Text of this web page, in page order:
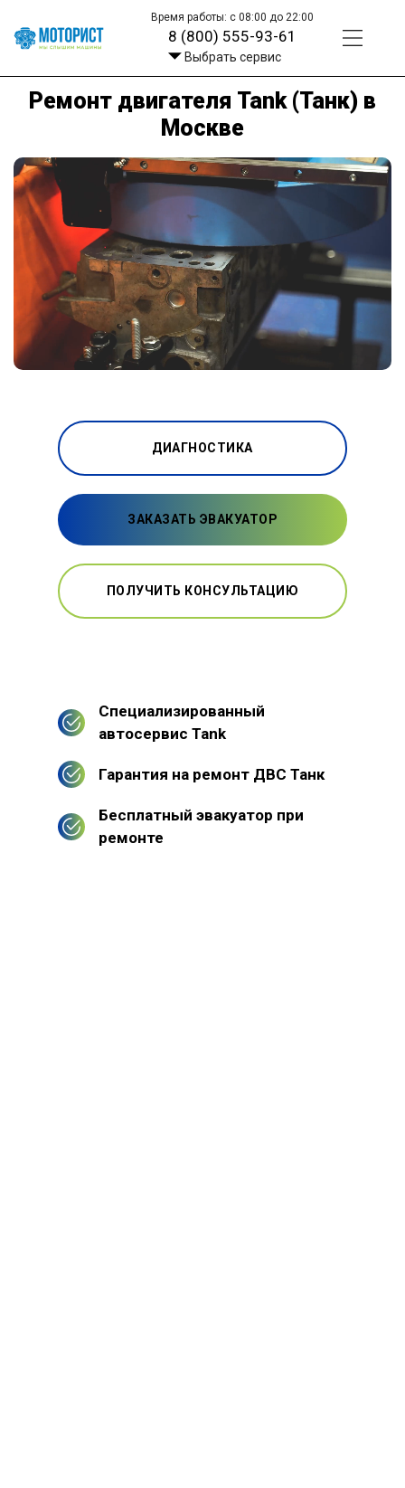
Время работы: с 08:00 до 22:00
8 (800) 555-93-61
Выбрать сервис
Ремонт двигателя Tank (Танк) в
Москве
ДИАГНОСТИКА
ЗАКАЗАТЬ ЭВАКУАТОР
ПОЛУЧИТЬ КОНСУЛЬТАЦИЮ
Специализированный
автосервис Tank
Гарантия на ремонт ДВС Танк
Бесплатный эвакуатор при
ремонте